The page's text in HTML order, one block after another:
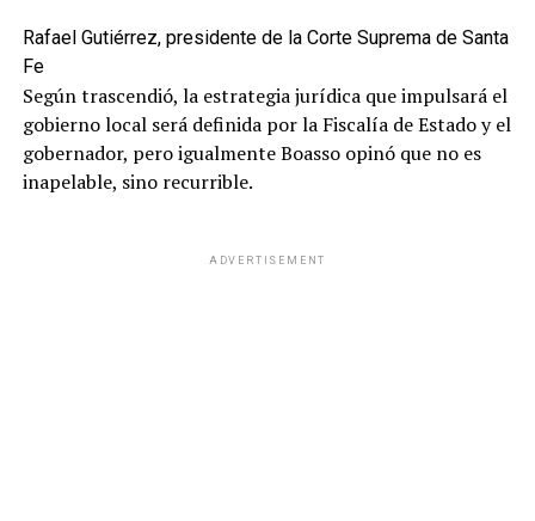
Rafael Gutiérrez, presidente de la Corte Suprema de Santa
Fe
Según trascendió, la estrategia jurídica que impulsará el
gobierno local será definida por la Fiscalía de Estado y el
gobernador, pero igualmente Boasso opinó que no es
inapelable, sino recurrible.
ADVERTISEMENT